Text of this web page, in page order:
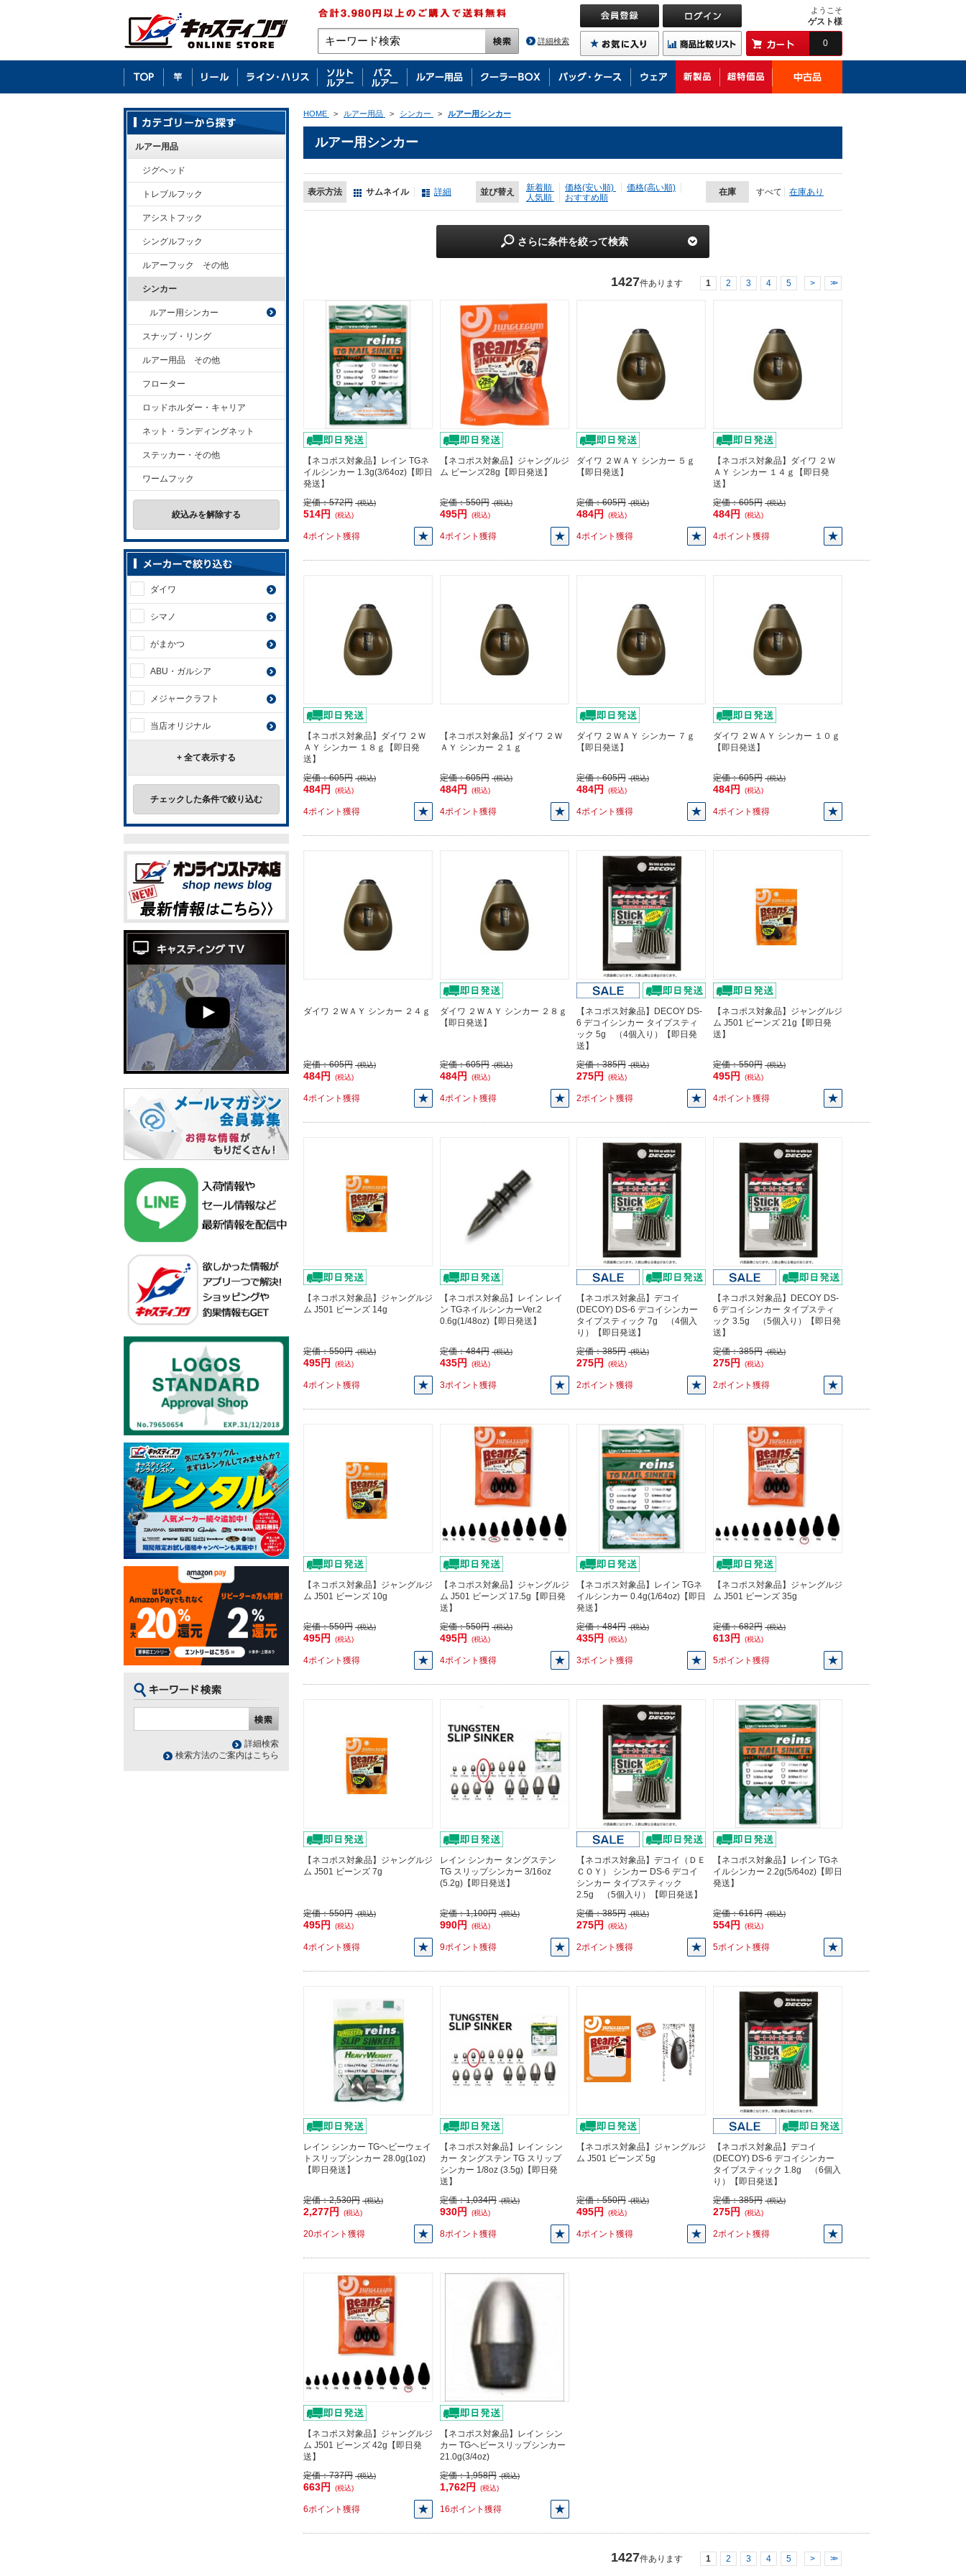
詳細検索
ようこそ
ゲスト様
0
HOME > ルアー用品 > シンカー > ルアー用シンカー
ルアー用シンカー
表示方法 サムネイル 詳細 並び替え 新着順 価格(安い順)
価格(高い順)
人気順
おすすめ順
在庫 すべて 在庫あり
さらに条件を絞って検索
1427件あります 1 2 3 4 5 > >>
【ネコポス対象品】レイン TGネ
イルシンカー 1.3g(3/64oz)【即日
発送】
定価：572円 (税込)
514円 (税込)
4ポイント獲得
【ネコポス対象品】ジャングルジ
ム ビーンズ28g【即日発送】
定価：550円 (税込)
495円 (税込)
4ポイント獲得
ダイワ ２ＷＡＹ シンカー ５ｇ
【即日発送】
定価：605円 (税込)
484円 (税込)
4ポイント獲得
【ネコポス対象品】ダイワ ２Ｗ
ＡＹ シンカー １４ｇ【即日発
送】
定価：605円 (税込)
484円 (税込)
4ポイント獲得
【ネコポス対象品】ダイワ ２Ｗ
ＡＹ シンカー １８ｇ【即日発
送】
定価：605円 (税込)
484円 (税込)
4ポイント獲得
【ネコポス対象品】ダイワ ２Ｗ
ＡＹ シンカー ２１ｇ
定価：605円 (税込)
484円 (税込)
4ポイント獲得
ダイワ ２ＷＡＹ シンカー ７ｇ
【即日発送】
定価：605円 (税込)
484円 (税込)
4ポイント獲得
ダイワ ２ＷＡＹ シンカー １０ｇ
【即日発送】
定価：605円 (税込)
484円 (税込)
4ポイント獲得
ダイワ ２ＷＡＹ シンカー ２４ｇ
定価：605円 (税込)
484円 (税込)
4ポイント獲得
ダイワ ２ＷＡＹ シンカー ２８ｇ
【即日発送】
定価：605円 (税込)
484円 (税込)
4ポイント獲得
【ネコポス対象品】DECOY DS-
6 デコイシンカー タイプスティ
ック 5g （4個入り）【即日発
送】
定価：385円 (税込)
275円 (税込)
2ポイント獲得
【ネコポス対象品】ジャングルジ
ム J501 ビーンズ 21g【即日発
送】
定価：550円 (税込)
495円 (税込)
4ポイント獲得
【ネコポス対象品】ジャングルジ
ム J501 ビーンズ 14g
定価：550円 (税込)
495円 (税込)
4ポイント獲得
【ネコポス対象品】レイン レイ
ン TGネイルシンカーVer.2
0.6g(1/48oz)【即日発送】
定価：484円 (税込)
435円 (税込)
3ポイント獲得
【ネコポス対象品】デコイ
(DECOY) DS-6 デコイシンカー
タイプスティック 7g （4個入
り）【即日発送】
定価：385円 (税込)
275円 (税込)
2ポイント獲得
【ネコポス対象品】DECOY DS-
6 デコイシンカー タイプスティ
ック 3.5g （5個入り）【即日発
送】
定価：385円 (税込)
275円 (税込)
2ポイント獲得
【ネコポス対象品】ジャングルジ
ム J501 ビーンズ 10g
定価：550円 (税込)
495円 (税込)
4ポイント獲得
【ネコポス対象品】ジャングルジ
ム J501 ビーンズ 17.5g【即日発
送】
定価：550円 (税込)
495円 (税込)
4ポイント獲得
【ネコポス対象品】レイン TGネ
イルシンカー 0.4g(1/64oz)【即日
発送】
定価：484円 (税込)
435円 (税込)
3ポイント獲得
【ネコポス対象品】ジャングルジ
ム J501 ビーンズ 35g
定価：682円 (税込)
613円 (税込)
5ポイント獲得
【ネコポス対象品】ジャングルジ
ム J501 ビーンズ 7g
定価：550円 (税込)
495円 (税込)
4ポイント獲得
レイン シンカー タングステン
TG スリップシンカー 3/16oz
(5.2g)【即日発送】
定価：1,100円 (税込)
990円 (税込)
9ポイント獲得
【ネコポス対象品】デコイ（ＤＥ
ＣＯＹ） シンカー DS-6 デコイ
シンカー タイプスティック
2.5g （5個入り）【即日発送】
定価：385円 (税込)
275円 (税込)
2ポイント獲得
【ネコポス対象品】レイン TGネ
イルシンカー 2.2g(5/64oz)【即日
発送】
定価：616円 (税込)
554円 (税込)
5ポイント獲得
レイン シンカー TGヘビーウェイ
トスリップシンカー 28.0g(1oz)
【即日発送】
定価：2,530円 (税込)
2,277円 (税込)
20ポイント獲得
【ネコポス対象品】レイン シン
カー タングステン TG スリップ
シンカー 1/8oz (3.5g)【即日発
送】
定価：1,034円 (税込)
930円 (税込)
8ポイント獲得
【ネコポス対象品】ジャングルジ
ム J501 ビーンズ 5g
定価：550円 (税込)
495円 (税込)
4ポイント獲得
【ネコポス対象品】デコイ
(DECOY) DS-6 デコイシンカー
タイプスティック 1.8g （6個入
り）【即日発送】
定価：385円 (税込)
275円 (税込)
2ポイント獲得
【ネコポス対象品】ジャングルジ
ム J501 ビーンズ 42g【即日発
送】
定価：737円 (税込)
663円 (税込)
6ポイント獲得
【ネコポス対象品】レイン シン
カー TGヘビースリップシンカー
21.0g(3/4oz)
定価：1,958円 (税込)
1,762円 (税込)
16ポイント獲得
1427件あります 1 2 3 4 5 > >>
ルアー用品
ジグヘッド
トレブルフック
アシストフック
シングルフック
ルアーフック その他
シンカー
ルアー用シンカー
スナップ・リング
ルアー用品 その他
フローター
ロッドホルダー・キャリア
ネット・ランディングネット
ステッカー・その他
ワームフック
絞込みを解除する
ダイワ
シマノ
がまかつ
ABU・ガルシア
メジャークラフト
当店オリジナル
+ 全て表示する
チェックした条件で絞り込む
詳細検索
検索方法のご案内はこちら